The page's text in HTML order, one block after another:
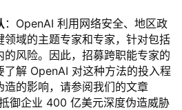
：OpenAI 利用网络安全、地区政
领域的主题专家和专家，针对包括
的风险。因此，招募跨职能专家的
了解 OpenAI 对这种方法的投入程
造的影响，请参阅我们的文章
御企业 400 亿美元深度伪造威胁